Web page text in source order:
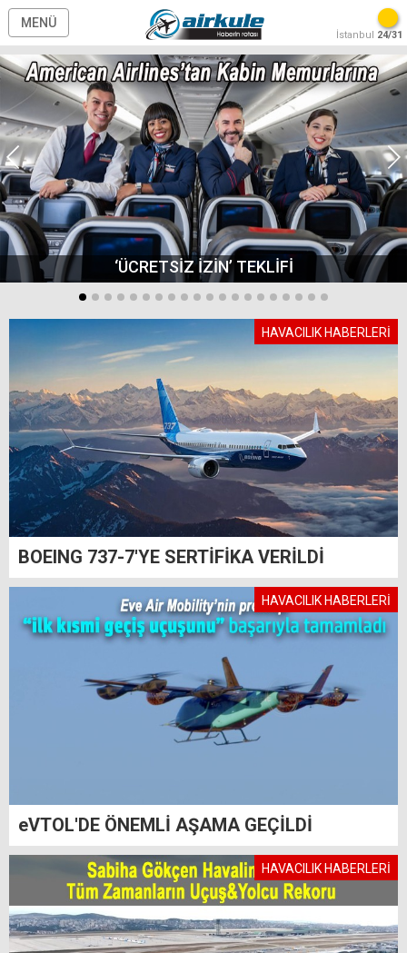
MENÜ
İstanbul 24/31
‘ÜCRETSİZ İZİN’ TEKLİFİ
HAVACILIK HABERLERİ
BOEING 737-7'YE SERTİFİKA VERİLDİ
HAVACILIK HABERLERİ
eVTOL'DE ÖNEMLİ AŞAMA GEÇİLDİ
HAVACILIK HABERLERİ